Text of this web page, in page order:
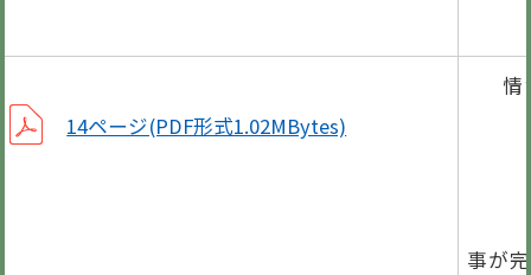
14ページ(PDF形式1.02MBytes)
情
事が